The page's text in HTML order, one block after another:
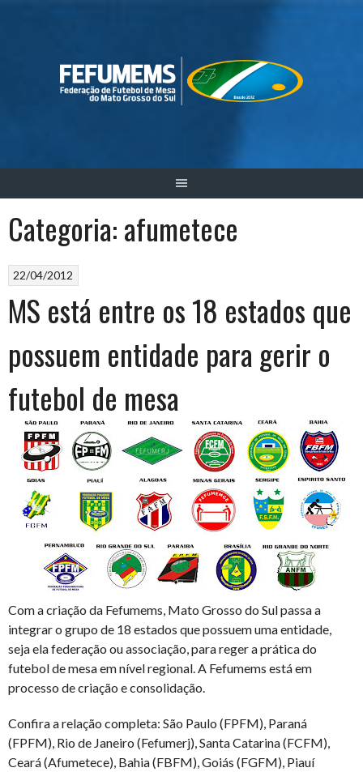
Categoria:afumetece
22/04/2012
MS está entre os 18 estados que
possuem entidade para gerir o
futebol de mesa
Com a criação da Fefumems, Mato Grosso do Sul passa a
integrar o grupo de 18 estados que possuem uma entidade,
seja ela federação ou associação, para reger a prática do
futebol de mesa em nível regional. A Fefumems está em
processo de criação e consolidação.
Confira a relação completa: São Paulo (FPFM), Paraná
(FPFM), Rio de Janeiro (Fefumerj), Santa Catarina (FCFM),
Ceará (Afumetece), Bahia (FBFM), Goiás (FGFM), Piauí